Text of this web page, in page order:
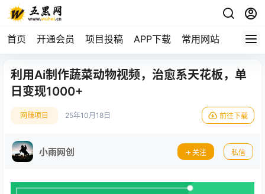
首页 开通会员 项目投稿 APP下载 常用网站
利用Ai制作蔬菜动物视频，治愈系天花板，单
日变现1000+
网赚项目 25年10月18日 前往下载
小雨网创 关注 私信